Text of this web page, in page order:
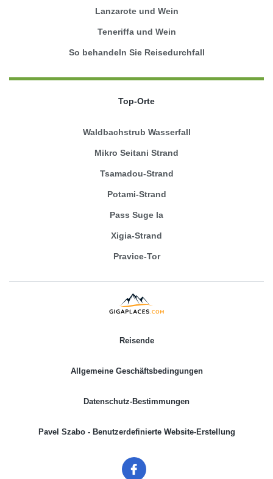
Lanzarote und Wein
Teneriffa und Wein
So behandeln Sie Reisedurchfall
Top-Orte
Waldbachstrub Wasserfall
Mikro Seitani Strand
Tsamadou-Strand
Potami-Strand
Pass Suge la
Xigia-Strand
Pravice-Tor
Reisende
Allgemeine Geschäftsbedingungen
Datenschutz-Bestimmungen
Pavel Szabo - Benutzerdefinierte Website-Erstellung